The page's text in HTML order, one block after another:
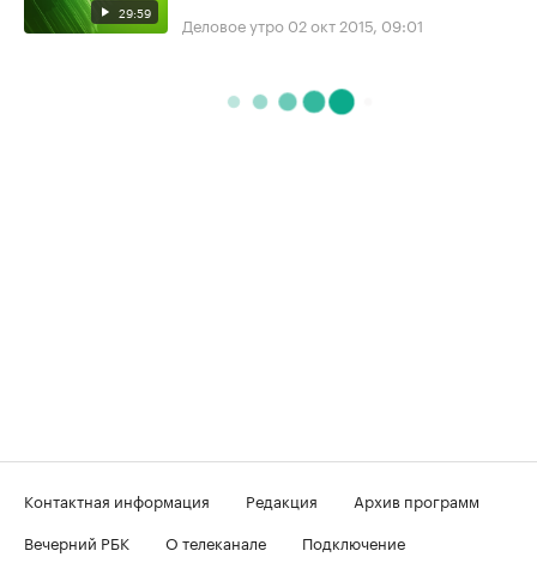
29:59 Деловое утро 02 окт 2015, 09:01
Контактная информация Редакция
Архив программ
Вечерний РБК
О телеканале
Подключение